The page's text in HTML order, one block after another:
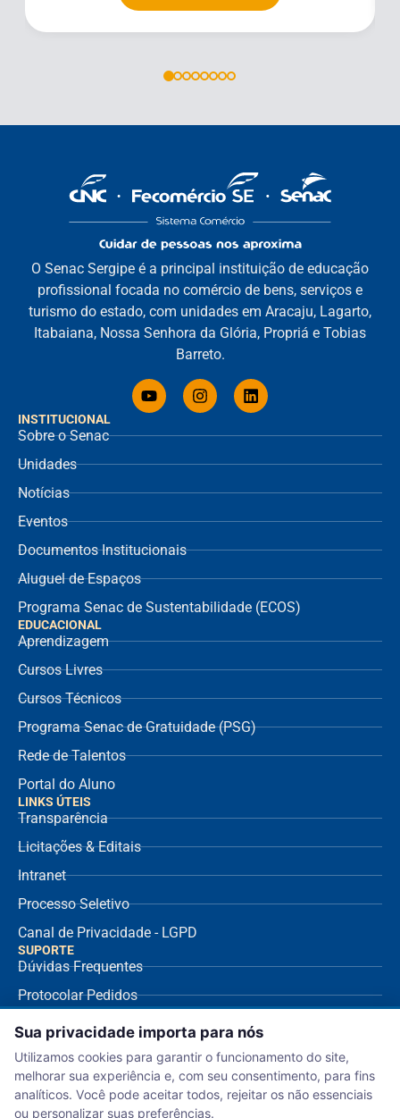
INSTITUCIONAL
Sobre o Senac
Unidades
Notícias
Eventos
Documentos Institucionais
Aluguel de Espaços
Programa Senac de Sustentabilidade (ECOS)
EDUCACIONAL
Aprendizagem
Cursos Livres
Cursos Técnicos
Programa Senac de Gratuidade (PSG)
Rede de Talentos
Portal do Aluno
O Senac Sergipe é a principal instituição de educação
profissional focada no comércio de bens, serviços e
turismo do estado, com unidades em Aracaju, Lagarto,
Itabaiana, Nossa Senhora da Glória, Propriá e Tobias
Barreto.
LINKS ÚTEIS
Transparência
Licitações & Editais
Intranet
Processo Seletivo
Canal de Privacidade - LGPD
SUPORTE
Dúvidas Frequentes
Protocolar Pedidos
Envio de NF Fornecedor
Ouvidoria
Aviso de Privacidade
Termo de Uso
Sua privacidade importa para nós
Utilizamos cookies para garantir o funcionamento do site,
melhorar sua experiência e, com seu consentimento, para fins
analíticos. Você pode aceitar todos, rejeitar os não essenciais
ou personalizar suas preferências.